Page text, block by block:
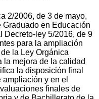
2/2006, de 3 de mayo,
en Educación
Decreto-ley 5/2016, de 9
para la ampliación
la Ley Orgánica
la mejora de la calidad
la disposición final
y en el
finales de